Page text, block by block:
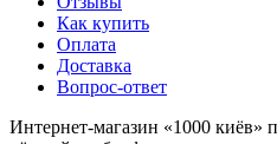
Как купить
Оплата
Доставка
Вопрос-ответ
Интернет-магазин «1000 киёв»